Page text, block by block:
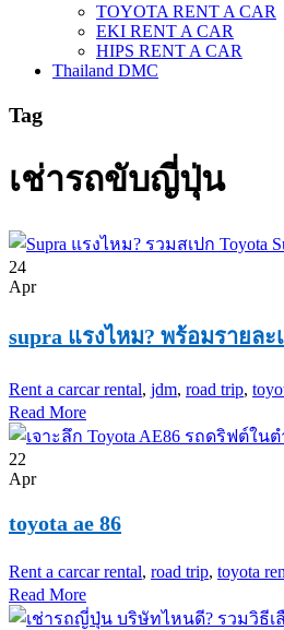
TOYOTA RENT A CAR
EKI RENT A CAR
HIPS RENT A CAR
Thailand DMC
Tag
เช่ารถขับญี่ปุ่น
24
Apr
supra แรงไหม? พร้อมรายละ
Rent a carcar rental, jdm, road trip,
Read More
22
Apr
toyota ae 86
Rent a carcar rental, road trip, toyota
Read More